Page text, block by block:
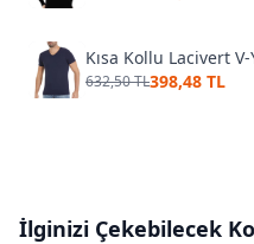
632,50 TL398,48 TL
İlginizi Çekebilecek